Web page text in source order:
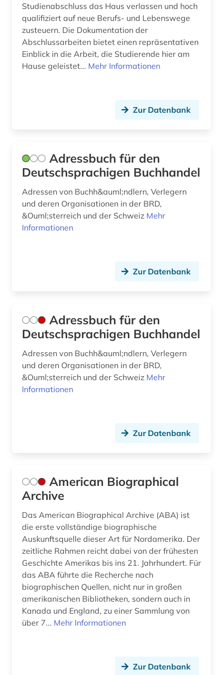
branchenbuch (1)
brief (1)
briefe (1)
briefsammlung (1)
buch (13)
buchbesitz (1)
buchdruck (9)
buchdrucker (3)
buchgeschichte &amp;lt;fach&amp;gt; (1)
buchgeschichte &lt;fach&gt; (3)
buchhandel (11)
buchhändler (1)
buchkunde (1)
buchwesen (11)
budapest (1)
bulgarien (1)
bulgaristik (1)
burkina faso (1)
byzantinisches ägypten (3)
bänkelsang (1)
Studienabschluss das Haus verlassen und hoch
qualifiziert auf neue Berufs- und Lebenswege
zusteuern. Die Dokumentation der
Abschlussarbeiten bietet einen repräsentativen
Einblick in die Arbeit, die Studierende hier am
Hause geleistet... Mehr Informationen
Zur Datenbank
Adressbuch für den
Deutschsprachigen Buchhandel
Adressen von Buchh&auml;ndlern, Verlegern
und deren Organisationen in der BRD,
&Ouml;sterreich und der Schweiz Mehr
Informationen
Zur Datenbank
Adressbuch für den
Deutschsprachigen Buchhandel
Adressen von Buchh&auml;ndlern, Verlegern
und deren Organisationen in der BRD,
&Ouml;sterreich und der Schweiz Mehr
Informationen
Zur Datenbank
American Biographical
Archive
Das American Biographical Archive (ABA) ist
die erste vollständige biographische
Auskunftsquelle dieser Art für Nordamerika. Der
zeitliche Rahmen reicht dabei von der frühesten
Geschichte Amerikas bis ins 21. Jahrhundert. Für
das ABA führte die Recherche nach
biographischen Quellen, nicht nur in großen
amerikanischen Bibliotheken, sondern auch in
Kanada und England, zu einer Sammlung von
über 7... Mehr Informationen
Zur Datenbank